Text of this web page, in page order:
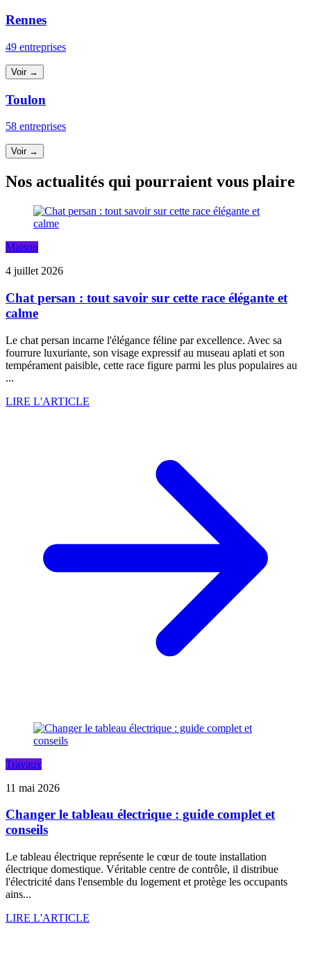
Rennes
49 entreprises
Voir →
Toulon
58 entreprises
Voir →
Nos actualités qui pourraient vous plaire
Maison
4 juillet 2026
Chat persan : tout savoir sur cette race élégante et
calme
Le chat persan incarne l'élégance féline par excellence. Avec sa
fourrure luxuriante, son visage expressif au museau aplati et son
tempérament paisible, cette race figure parmi les plus populaires au
...
LIRE L'ARTICLE
Travaux
11 mai 2026
Changer le tableau électrique : guide complet et
conseils
Le tableau électrique représente le cœur de toute installation
électrique domestique. Véritable centre de contrôle, il distribue
l'électricité dans l'ensemble du logement et protège les occupants
ains...
LIRE L'ARTICLE